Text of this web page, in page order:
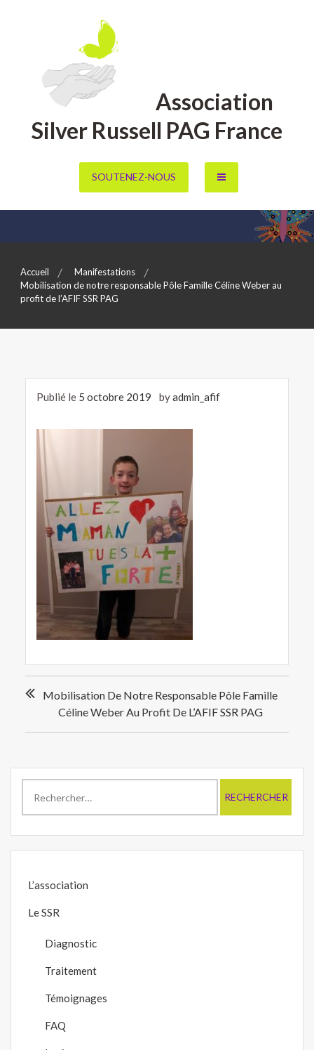
Association
Silver Russell PAG France
SOUTENEZ-NOUS
Accueil
Manifestations
Mobilisation de notre responsable Pôle Famille Céline Weber au
profit de l’AFIF SSR PAG
Publié le 5 octobre 2019 byadmin_afif
de
l’article
Mobilisation De Notre Responsable Pôle Famille
Céline Weber Au Profit De L’AFIF SSR PAG
L’association
Le SSR
Diagnostic
Traitement
Témoignages
FAQ